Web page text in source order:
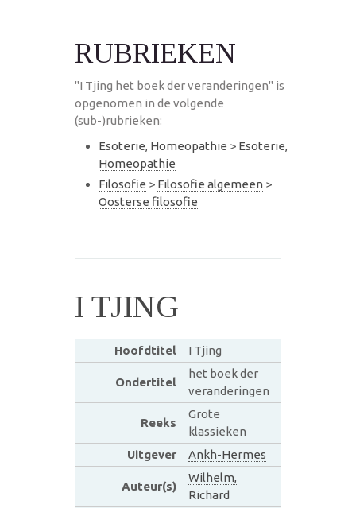
RUBRIEKEN
"I Tjing het boek der veranderingen" is
opgenomen in de volgende
(sub-)rubrieken:
Esoterie, Homeopathie > Esoterie,
Homeopathie
Filosofie > Filosofie algemeen >
Oosterse filosofie
I TJING
Hoofdtitel I Tjing
Ondertitel
het boek der
veranderingen
Reeks
Grote
klassieken
Uitgever
Ankh-Hermes
Auteur(s)
Wilhelm,
Richard